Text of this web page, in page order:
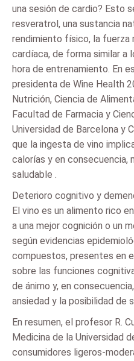
una sesión de cardio? Esto
resveratrol, una sustancia
rendimiento físico, la fuerza
cardíaca, de forma similar a
hora de entrenamiento. En
presidenta de Wine Health
Nutrición, Ciencia de
Facultad de Farmacia y
Universidad de Barcelona y
que la ingesta de vino
calorías y en consecuencia,
saludable .
Deterioro cognitivo y
El vino es un alimento rico
a una mejor cognición o un
según evidencias
compuestos, presentes en
sobre las funciones
de ánimo y, en
ansiedad y la posibilidad de
En resumen, el profesor R.
Medicina de la Universidad
consumidores ligeros-